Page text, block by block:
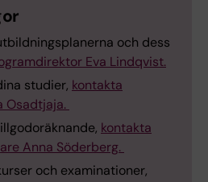
och dess
Eva Lindqvist.
studier, kontakta
Osadtjaja.
kontakta
Anna Söderberg.
och examinationer,